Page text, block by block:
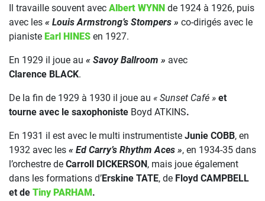
Il travaille souvent avec Albert WYNN de 1924 à 1926, puis
avec les « Louis Armstrong’s Stompers » co-dirigés avec le
pianiste Earl HINES en 1927.
En 1929 il joue au « Savoy Ballroom » avec
Clarence BLACK.
De la fin de 1929 à 1930 il joue au « Sunset Café » et
tourne avec le saxophoniste Boyd ATKINS.
En 1931 il est avec le multi instrumentiste Junie COBB, en
1932 avec les « Ed Carry’s Rhythm Aces », en 1934-35 dans
l’orchestre de Carroll DICKERSON, mais joue également
dans les formations d’Erskine TATE, de Floyd CAMPBELL
et de Tiny PARHAM.